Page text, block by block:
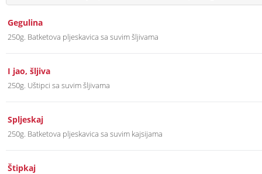
Gegulina
250g. Batketova pljeskavica sa suvim šljivama
I jao, šljiva
250g. Uštipci sa suvim šljivama
Spljeskaj
250g. Batketova pljeskavica sa suvim kajsijama
Štipkaj